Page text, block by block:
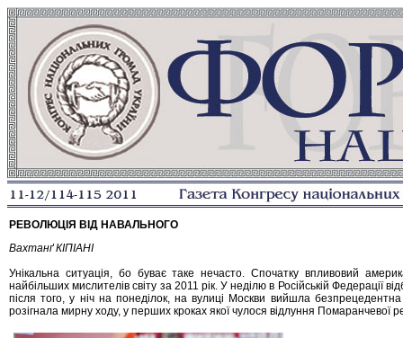
РЕВОЛЮЦІЯ ВІД НАВАЛЬНОГО
Вахтанґ КІПІАНІ
Унікальна ситуація, бо буває таке нечасто. Спочатку впливовий
найбільших мислителів світу за 2011 рік. У неділю в Російській Федерації
після того, у ніч на понеділок, на вулиці Москви вийшла безпрецедентна
розігнала мирну ходу, у перших кроках якої чулося відлуння Помаранчевої